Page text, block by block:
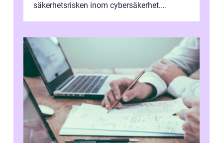
säkerhetsrisken inom cybersäkerhet.